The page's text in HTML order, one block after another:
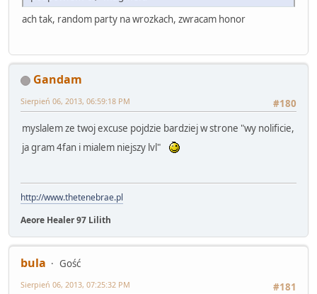
ach tak, random party na wrozkach, zwracam honor
Gandam
#180
Sierpień 06, 2013, 06:59:18 PM
myslalem ze twoj excuse pojdzie bardziej w strone "wy nolificie,
ja gram 4fan i mialem niejszy lvl"
http://www.thetenebrae.pl
Aeore Healer 97 Lilith
bula
Gość
#181
Sierpień 06, 2013, 07:25:32 PM